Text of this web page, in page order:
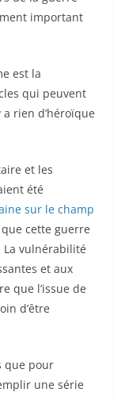
important
est la
qui peuvent
rien d’héroïque
et les
été
sur le champ
cette guerre
vulnérabilité
et aux
que l’issue de
d’être
que pour
une série